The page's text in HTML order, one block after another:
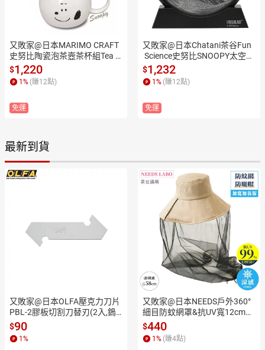
又敗家@日本MARIMO CRAFT
史努比陶瓷泡茶壼茶杯組Tea f
or two史奴比水壼SNOOPY水
杯子SPY-386(含濾網)查理布朗
壼糊塗塌客杯MC.【全館299超
送】
$1,220
1 % (賺12點)
免運
又敗家@日本Chatani茶谷Fun
Science史努比SNOOPY太空月
球漫步立體玻璃流沙畫151-33
3190BK(轉盤式)史奴比3D沙漏
畫流動沙畫
$1,232
1 % (賺12點)
免運
最新到貨
又敗家@日本OLFA壓克力刀片
PBL-2膠板切割刀替刃(2入,鵭
鋼製,刀片兩端均可使用)適PC-
L.PカッターL型.205B.P-800的
Replacement Blades
$90
1%
又敗家@日本NEEDS戶外360°
細目防蚊網罩&抗UV寬12cm帽
簷防蚊帽697699(加長版,可達
胸口;Q-max值0.23涼感;男女適
用)防蚊罩防蚊蟲網罩防虫帽漁
$440
1% (賺4點)